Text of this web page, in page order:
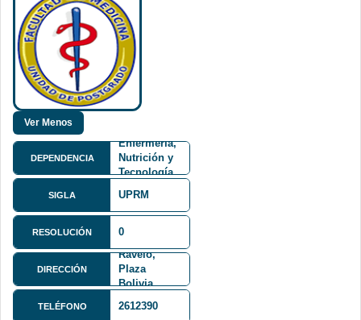
DEPENDENCIA
Facultad de
Enfermería,
Nutrición y
Tecnología
FMENT
SIGLA UPRM
RESOLUCIÓN 0
DIRECCIÓN
Residencia
Médica
Ravelo,
Plaza
Bolivia
CRIDAIC-
TELÉFONO 2612390